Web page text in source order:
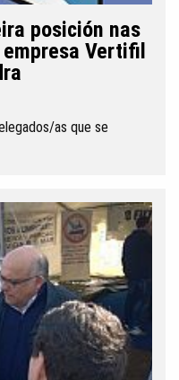
posición nas
Vertifil
as que se